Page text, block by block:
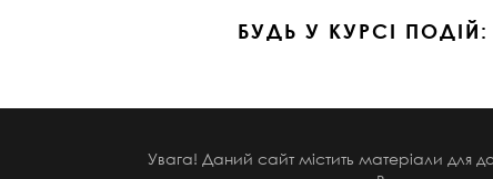
БУДЬ У КУРСІ ПОДІЙ:
Увага! Даний сайт містить матеріали для